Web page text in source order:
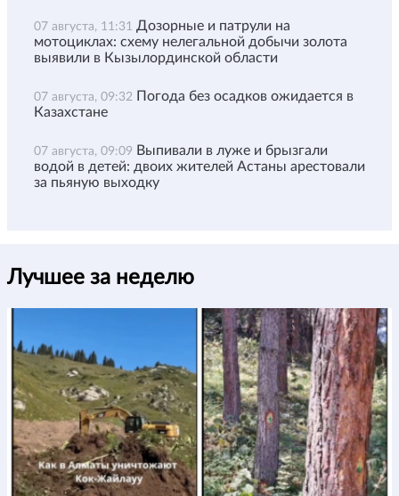
07 августа, 11:31 Дозорные и патрули на
мотоциклах: схему нелегальной добычи золота
выявили в Кызылординской области
07 августа, 09:32 Погода без осадков ожидается в
Казахстане
07 августа, 09:09 Выпивали в луже и брызгали
водой в детей: двоих жителей Астаны арестовали
за пьяную выходку
Лучшее за неделю